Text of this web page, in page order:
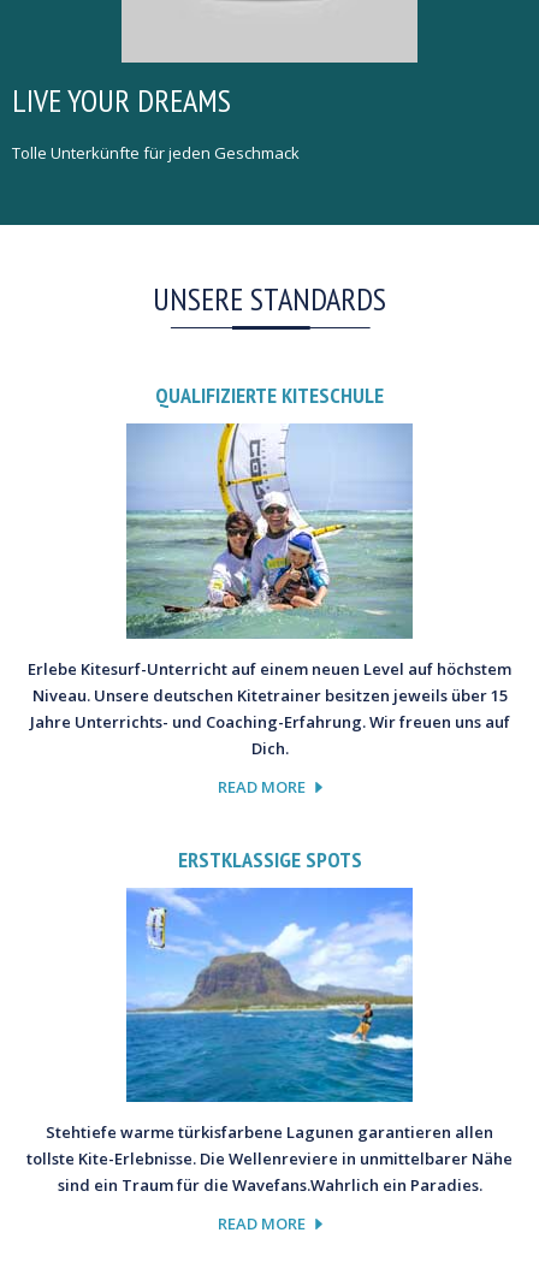
LIVE YOUR DREAMS
Tolle Unterkünfte für jeden Geschmack
UNSERE STANDARDS
QUALIFIZIERTE KITESCHULE
Erlebe Kitesurf-Unterricht auf einem neuen Level auf höchstem
Niveau. Unsere deutschen Kitetrainer besitzen jeweils über 15
Jahre Unterrichts- und Coaching-Erfahrung. Wir freuen uns auf
Dich.
READ MORE
ERSTKLASSIGE SPOTS
Stehtiefe warme türkisfarbene Lagunen garantieren allen
tollste Kite-Erlebnisse. Die Wellenreviere in unmittelbarer Nähe
sind ein Traum für die Wavefans.Wahrlich ein Paradies.
READ MORE